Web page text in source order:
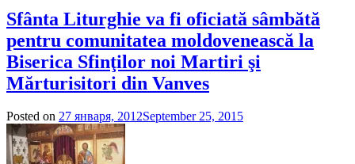
Sfânta Liturghie va fi oficiată sâmbătă
pentru comunitatea moldovenească la
Biserica Sfinţilor noi Martiri şi
Mărturisitori din Vanves
Posted on 27 января, 2012September 25, 2015